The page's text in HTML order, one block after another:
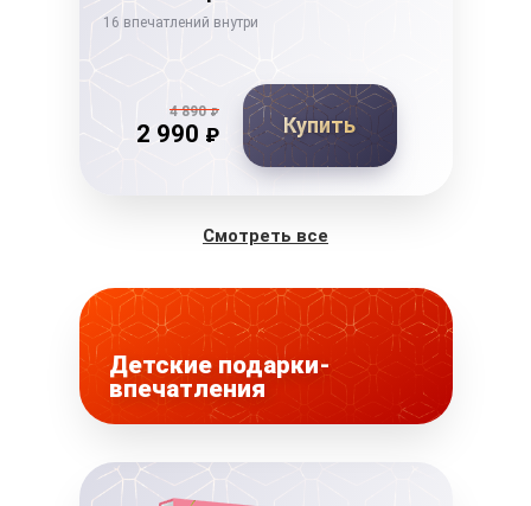
16 впечатлений внутри
4 890₽
2 990 ₽ Купить
Смотреть все
Детские подарки-
впечатления